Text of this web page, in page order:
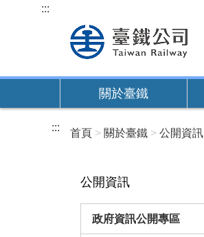
內
:::
關於臺鐵
::: 首頁 關於臺鐵 公開資訊
公開資訊
政府資訊公開專區